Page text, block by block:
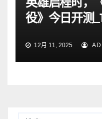
役》今日开测
12月 11, 2025